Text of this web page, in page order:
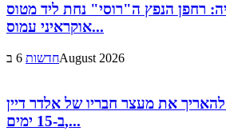
רחפן הנפץ ה"רוסי" נחת ליד מטוס
אוקראיני עמוס...
חדשות6 בAugust 2026
את מעצר חבריו של אלדר דיין
ב-15 ימים,...